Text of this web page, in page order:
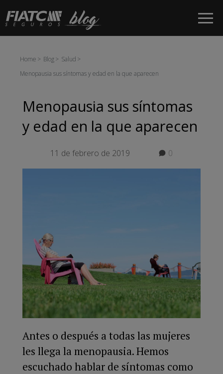
Saltar al contenido principal
Home Blog
Salud
Menopausia sus síntomas y edad en la que aparecen
Menopausia sus síntomas
y edad en la que aparecen
11 de febrero de 2019 0
Antes o después a todas las mujeres
les llega la menopausia. Hemos
escuchado hablar de síntomas como